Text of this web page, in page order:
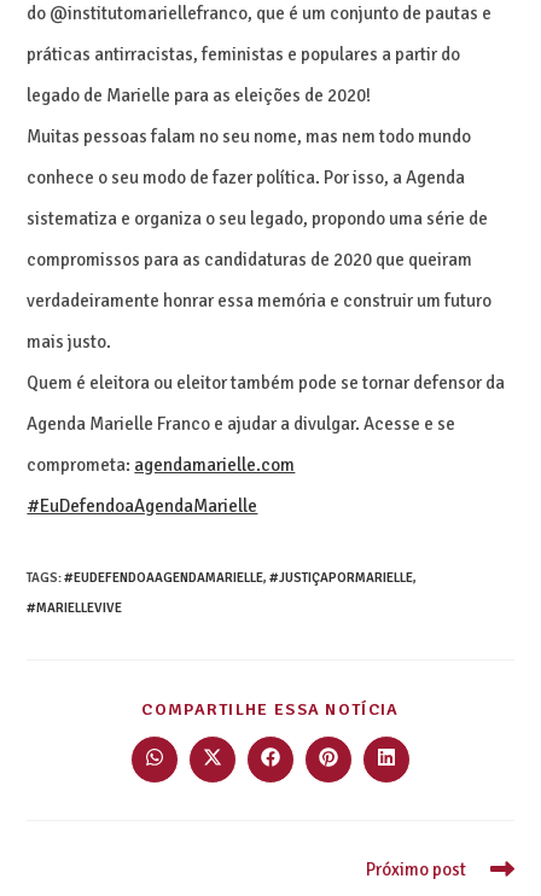
do @institutomariellefranco, que é um conjunto de pautas e
práticas antirracistas, feministas e populares a partir do
legado de Marielle para as eleições de 2020!
Muitas pessoas falam no seu nome, mas nem todo mundo
conhece o seu modo de fazer política. Por isso, a Agenda
sistematiza e organiza o seu legado, propondo uma série de
compromissos para as candidaturas de 2020 que queiram
verdadeiramente honrar essa memória e construir um futuro
mais justo.
Quem é eleitora ou eleitor também pode se tornar defensor da
Agenda Marielle Franco e ajudar a divulgar. Acesse e se
comprometa: agendamarielle.com
#EuDefendoaAgendaMarielle
TAGS:#EUDEFENDOAAGENDAMARIELLE, #JUSTIÇAPORMARIELLE,
#MARIELLEVIVE
COMPARTILHE ESSA NOTÍCIA
Próximo post